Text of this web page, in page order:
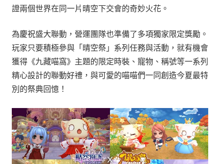
證兩個世界在同一片晴空下交會的奇妙火花。
為慶祝盛大聯動，營運團隊也準備了多項獨家限定獎勵。
玩家只要積極參與「晴空祭」系列任務與活動，就有機會
獲得《九藏喵窩》主題的限定時裝、寵物、稱號等一系列
精心設計的聯動好禮，與可愛的喵喵們一同創造今夏最特
別的祭典回憶！